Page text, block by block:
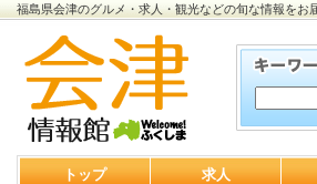
福島県会津のグルメ・求人・観光などの旬な情報をお
トップ 求人